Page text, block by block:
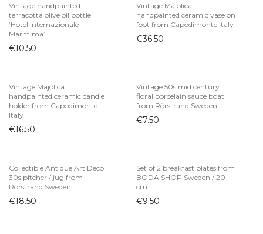
Vintage handpainted
terracotta olive oil bottle
‘Hotel Internazionale
Marittima’
€10.50
Vintage Majolica
handpainted ceramic vase on
foot from Capodimonte Italy
€36.50
Vintage Majolica
handpainted ceramic candle
holder from Capodimonte
Italy
€16.50
Vintage 50s mid century
floral porcelain sauce boat
from Rörstrand Sweden
€7.50
Collectible Antique Art Deco
30s pitcher / jug from
Rörstrand Sweden
€18.50
Set of 2 breakfast plates from
BODA SHOP Sweden / 20
cm
€9.50